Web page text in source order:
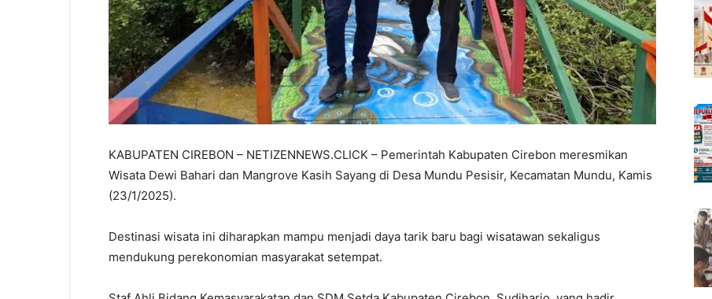
KABUPATEN CIREBON – NETIZENNEWS.CLICK – Pemerintah Kabupaten Cirebon meresmikan
Wisata Dewi Bahari dan Mangrove Kasih Sayang di Desa Mundu Pesisir, Kecamatan Mundu, Kamis
(23/1/2025).
Destinasi wisata ini diharapkan mampu menjadi daya tarik baru bagi wisatawan sekaligus
mendukung perekonomian masyarakat setempat.